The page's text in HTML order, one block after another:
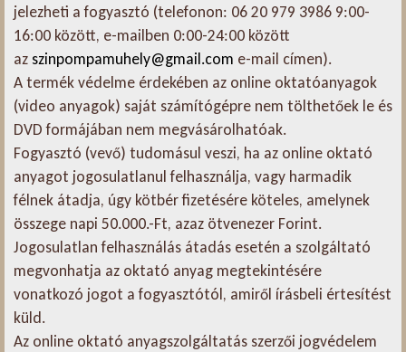
jelezheti a fogyasztó (telefonon: 06 20 979 3986 9:00-
16:00 között, e-mailben 0:00-24:00 között
az szinpompamuhely@gmail.com e-mail címen).
A termék védelme érdekében az online oktatóanyagok
(video anyagok) saját számítógépre nem tölthetőek le és
DVD formájában nem megvásárolhatóak.
Fogyasztó (vevő) tudomásul veszi, ha az online oktató
anyagot jogosulatlanul felhasználja, vagy harmadik
félnek átadja, úgy kötbér fizetésére köteles, amelynek
összege napi 50.000.-Ft, azaz ötvenezer Forint.
Jogosulatlan felhasználás átadás esetén a szolgáltató
megvonhatja az oktató anyag megtekintésére
vonatkozó jogot a fogyasztótól, amiről írásbeli értesítést
küld.
Az online oktató anyagszolgáltatás szerzői jogvédelem